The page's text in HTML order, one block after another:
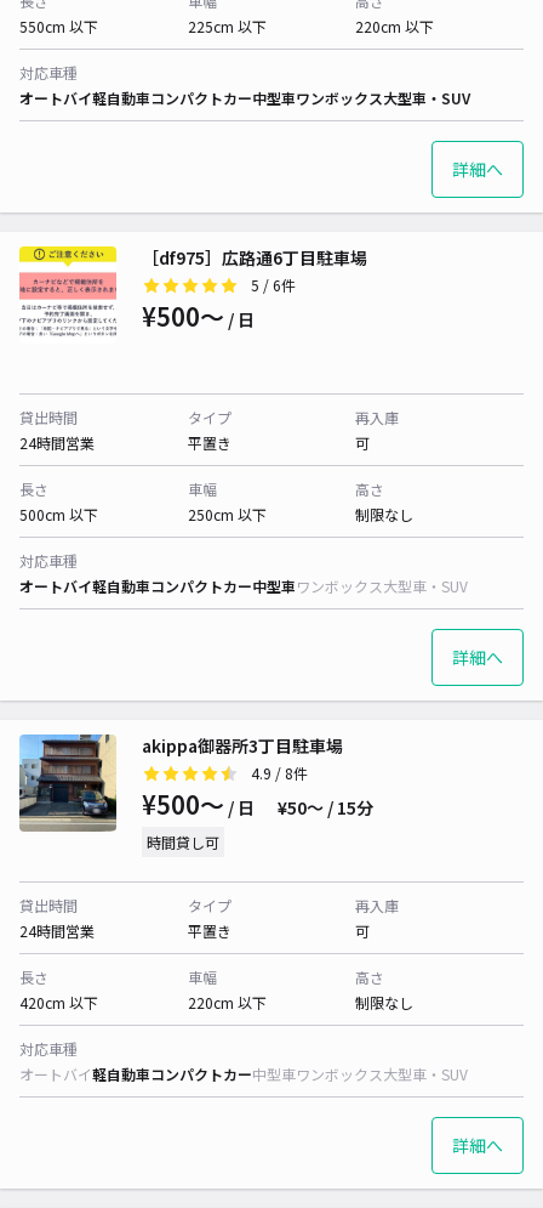
550cm 以下
225cm 以下
220cm 以下
対応車種
オートバイ軽自動車コンパクトカー中型車ワンボックス大型車・SUV
詳細へ
［df975］広路通6丁目駐車場
5 / 6件
¥500〜 / 日
貸出時間
24時間営業
タイプ
平置き
再入庫
可
長さ
500cm 以下
車幅
250cm 以下
高さ
制限なし
対応車種
オートバイ軽自動車コンパクトカー中型車ワンボックス大型車・SUV
詳細へ
akippa御器所3丁目駐車場
4.9 / 8件
¥500〜 / 日 ¥50〜 / 15分
時間貸し可
貸出時間
24時間営業
タイプ
平置き
再入庫
可
長さ
420cm 以下
車幅
220cm 以下
高さ
制限なし
対応車種
オートバイ軽自動車コンパクトカー中型車ワンボックス大型車・SUV
詳細へ